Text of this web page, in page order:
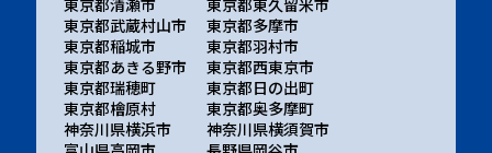
東京都武蔵村山市
東京都多摩市
東京都稲城市
東京都羽村市
東京都あきる野市
東京都西東京市
東京都瑞穂町
東京都日の出町
東京都檜原村
東京都奥多摩町
神奈川県横浜市
神奈川県横須賀市